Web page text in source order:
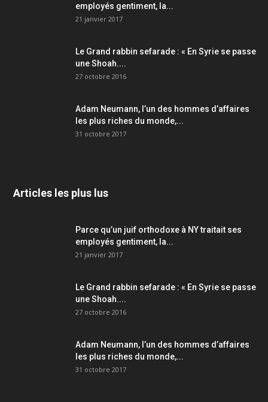
employés gentiment, la...
21 janvier 2017
Le Grand rabbin sefarade : « En Syrie se passe
une Shoah....
27 octobre 2016
Adam Neumann, l’un des hommes d’affaires
les plus riches du monde,...
31 octobre 2017
Articles les plus lus
Parce qu’un juif orthodoxe à NY traitait ses
employés gentiment, la...
21 janvier 2017
Le Grand rabbin sefarade : « En Syrie se passe
une Shoah....
27 octobre 2016
Adam Neumann, l’un des hommes d’affaires
les plus riches du monde,...
31 octobre 2017